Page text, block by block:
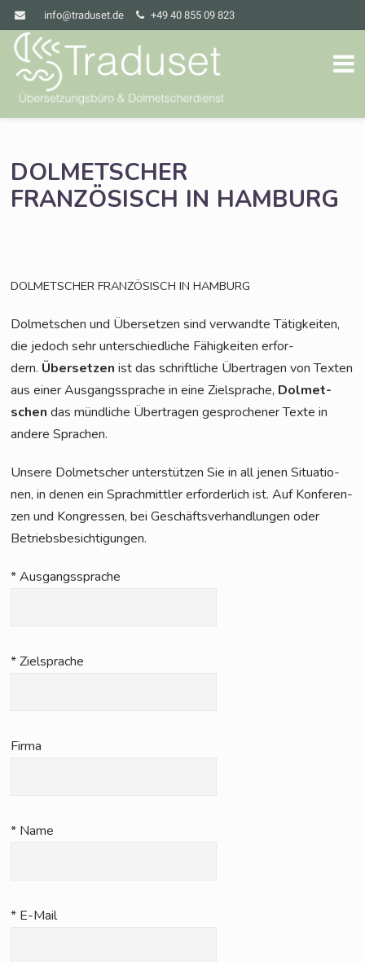
info@traduset.de +49 40 855 09 823
DOLMETSCHER
FRANZÖSISCH IN HAMBURG
DOLMETSCHER FRANZÖSISCH IN HAMBURG
Dol­met­schen und Über­set­zen sind ver­wand­te Tätig­kei­ten,
die jedoch sehr unter­schied­li­che Fähig­kei­ten erfor­
dern. Über­set­zen ist das schrift­li­che Über­tra­gen von Tex­ten
aus einer Aus­gangs­spra­che in eine Ziel­spra­che, Dol­met­
schen das münd­li­che Über­tra­gen gespro­che­ner Tex­te in
ande­re Sprachen.
Unse­re Dol­met­scher unter­stüt­zen Sie in all jenen Situa­tio­
nen, in denen ein Sprach­mitt­ler erfor­der­lich ist. Auf Kon­fe­ren­
zen und Kon­gres­sen, bei Geschäfts­ver­hand­lun­gen oder
Betriebsbesichtigungen.
* Aus­gangs­spra­che
* Ziel­spra­che
Fir­ma
* Name
* E-Mail